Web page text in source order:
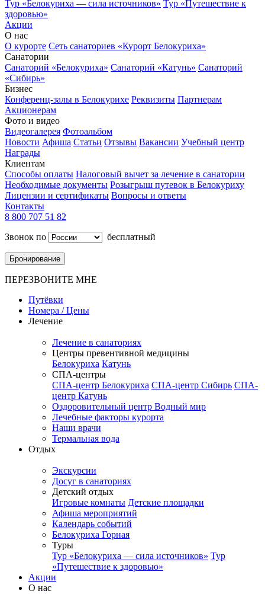
Тур «Белокуриха — сила источников» Тур «Путешествие к
здоровью»
Акции
О нас
О курорте Сеть санаториев «Курорт Белокуриха»
Санатории
Санаторий «Белокуриха» Санаторий «Катунь» Санаторий
«Сибирь»
Бизнес
Конференц-залы в Белокурихе Реквизиты Партнерам
Акционерам
Фото и видео
Видеогалерея Фотоальбом
Новости Афиша Статьи Отзывы Вакансии Учебный центр
Награды
Клиентам
Способы оплаты Налоговый вычет за лечение в санатории
Необходимые документы Розыгрыш путевок в Белокуриху
Лицензии и сертификаты Вопросы и ответы
Контакты
8 800 707 51 82
Звонок по
бесплатный
Бронирование
ПЕРЕЗВОНИТЕ МНЕ
Путёвки
Номера / Цены
Лечение
Лечение в санаториях
Центры превентивной медицины
Белокуриха Катунь
СПА-центры
СПА-центр Белокуриха СПА-центр Сибирь СПА-
центр Катунь
Оздоровительный центр Водный мир
Лечебные факторы курорта
Наши врачи
Термальная вода
Отдых
Экскурсии
Досуг в санаториях
Детский отдых
Игровые комнаты Детские площадки
Афиша мероприятий
Календарь событий
Белокуриха Горная
Туры
Тур «Белокуриха — сила источников» Тур
«Путешествие к здоровью»
Акции
О нас